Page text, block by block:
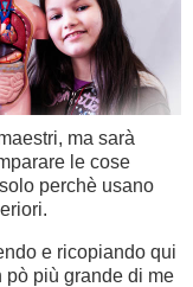
ma sarà
le cose
perchè usano
e ricopiando qui
più grande di me